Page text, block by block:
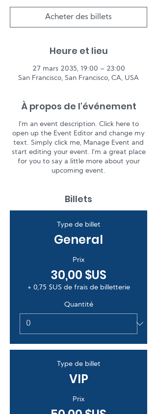
Acheter des billets
Heure et lieu
27 mars 2035, 19:00 – 23:00
San Francisco, San Francisco, CA, USA
À propos de l'événement
I’m an event description. Click here to
open up the Event Editor and change my
text. Simply click me, Manage Event and
start editing your event. I’m a great place
for you to say a little more about your
upcoming event.
Billets
Type de billet
General
Prix
30,00 $US
+ 0,75 $US de frais de billetterie
Quantité
Type de billet
VIP
Prix